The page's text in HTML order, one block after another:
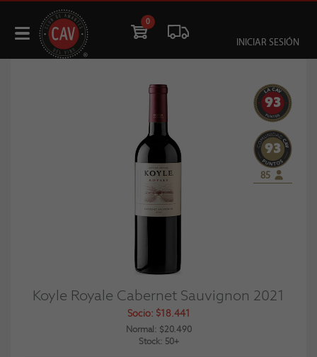
0
INICIAR SESIÓN
93
93
85
Koyle Royale Cabernet Sauvignon 2021
Socio: $18.441
Normal: $20.490
Stock: 50+